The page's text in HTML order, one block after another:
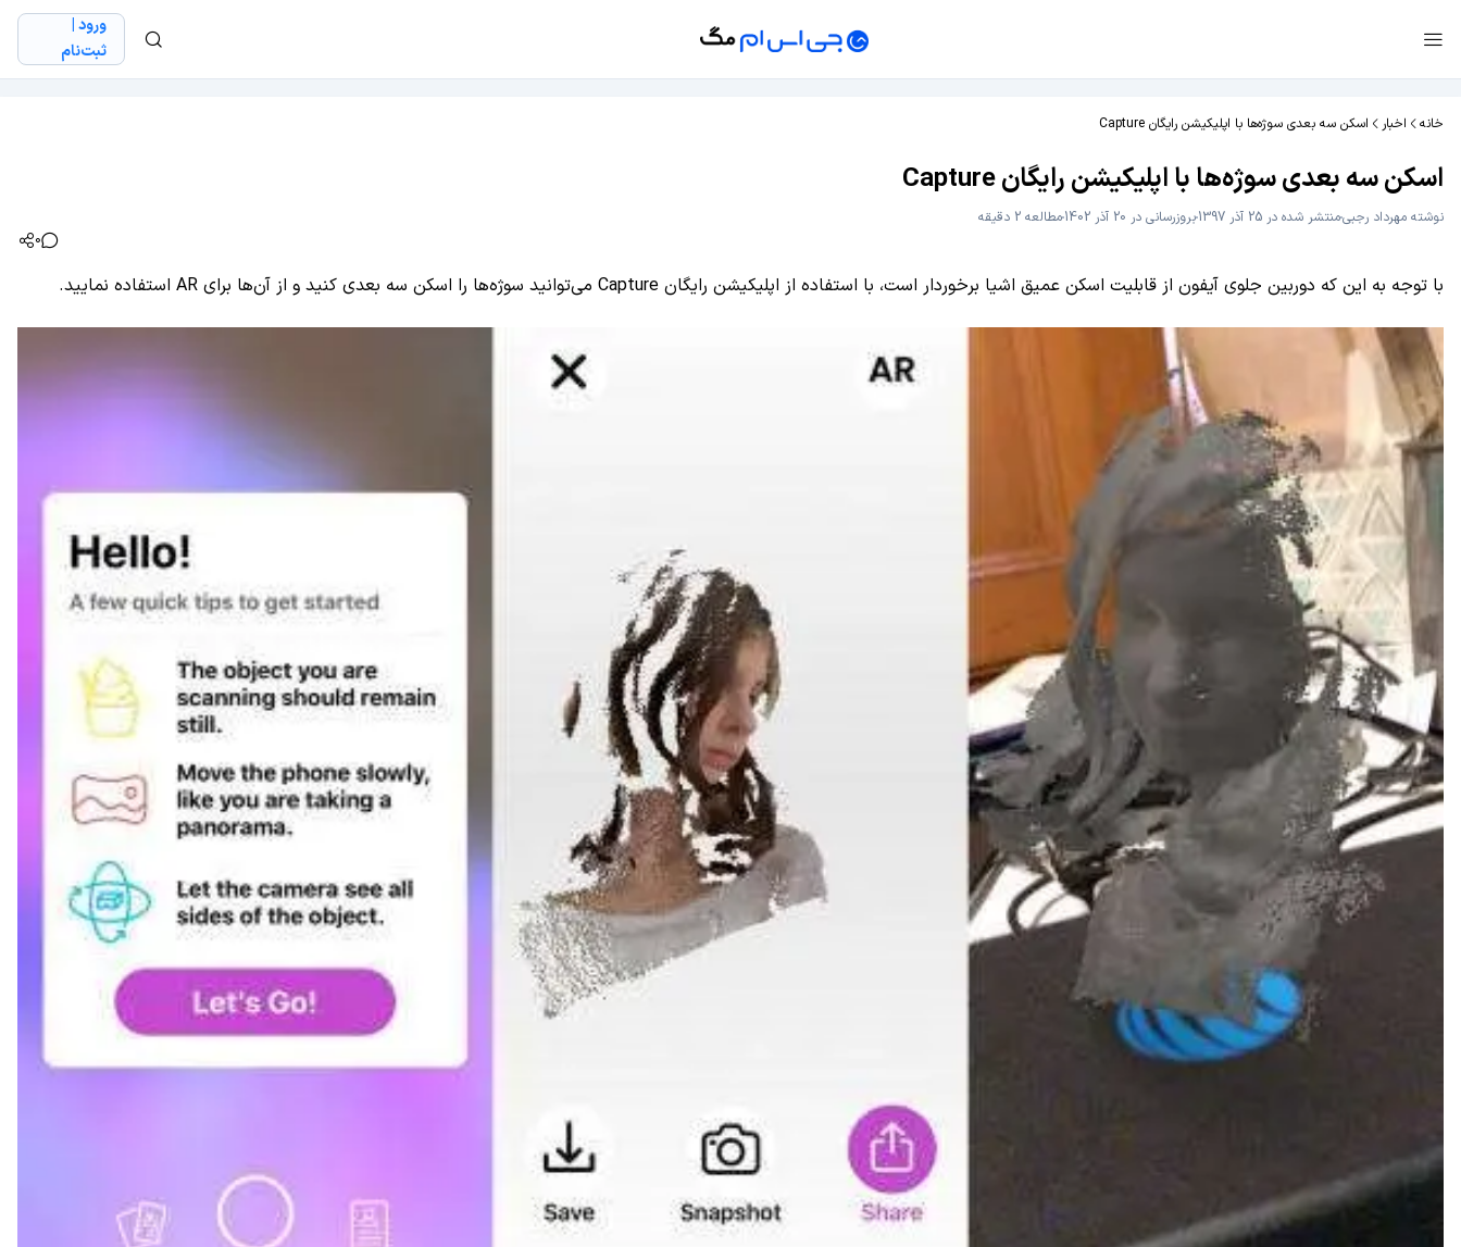
ورود |
ثبت‌نام
خانه اخبار اسکن سه بعدی سوژه‌ها با اپلیکیشن رایگان Capture
اسکن سه بعدی سوژه‌ها با اپلیکیشن رایگان Capture
نوشته مهرداد رجبیمنتشر شده در 25 آذر 1397 بروزرسانی در 20 آذر 1402
مطالعه 2 دقیقه
0
با توجه به این که دوربین جلوی آیفون از قابلیت اسکن عمیق اشیا برخوردار است، با استفاده از اپلیکیشن رایگان Capture می‌توانید سوژه‌ها را اسکن سه بعدی کنید و از آن‌ها برای AR استفاده نمایید.